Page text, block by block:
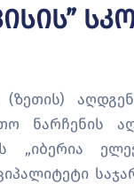
ნარჩენის
„იბერია